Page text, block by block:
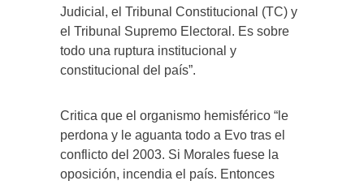
Judicial, el Tribunal Constitucional (TC) y
el Tribunal Supremo Electoral. Es sobre
todo una ruptura institucional y
constitucional del país”.
Critica que el organismo hemisférico “le
perdona y le aguanta todo a Evo tras el
conflicto del 2003. Si Morales fuese la
oposición, incendia el país. Entonces